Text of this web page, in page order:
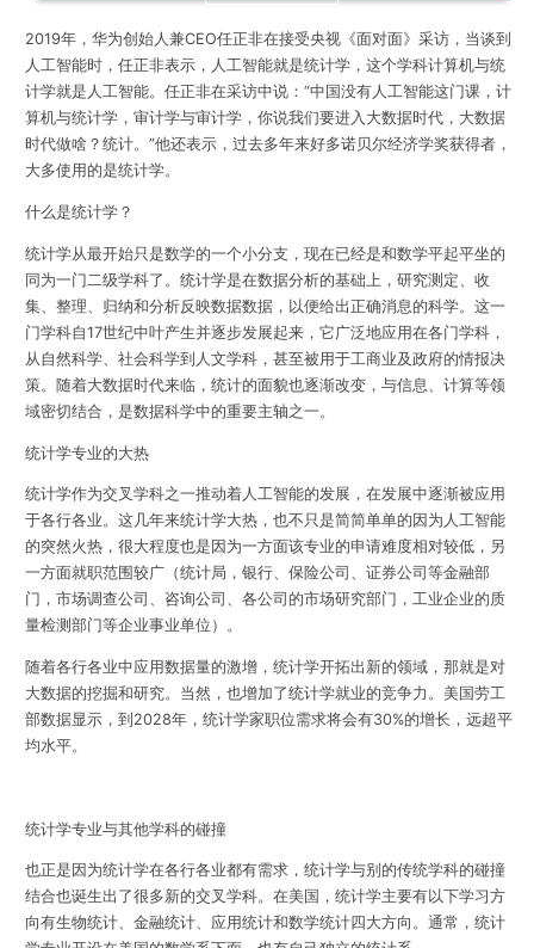
2019年，华为创始人兼CEO任正非在接受央视《面对面》采访，当谈到
人工智能时，任正非表示， 人工智能就是统计学，这个学科计算机与统
计学就是人工智能。任正非在采访中说：“中国没有人工智能这门课，计
算机与统计学，审计学与审计学，你说我们要进入大数据时代，大数据
时代做啥？统计。”他还表示，过去多年来好多诺贝尔经济学奖获得者，
大多使用的是统计学。
什么是统计学？
统计学从最开始只是数学的一个小分支，现在已经是和数学平起平坐的
同为一门二级学科了。 统计学是在数据分析的基础上，研究测定、收
集、整理、归纳和分析反映数据数据，以便给出正确消息的科学。这一
门学科自17世纪中叶产生并逐步发展起来，它广泛地应用在各门学科，
从自然科学、社会科学到人文学科，甚至被用于工商业及政府的情报决
策。随着大数据时代来临，统计的面貌也逐渐改变，与信息、计算等领
域密切结合，是数据科学中的重要主轴之一。
统计学专业的大热
统计学作为交叉学科之一推动着人工智能的发展，在发展中逐渐被应用
于各行各业。这几年来统计学大热，也不只是简简单单的因为人工智能
的突然火热，很大程度也是因为一方面该专业的申请难度相对较低，另
一方面就职范围较广（统计局，银行、保险公司、证券公司等金融部
门，市场调查公司、咨询公司、各公司的市场研究部门，工业企业的质
量检测部门等企业事业单位）。
随着各行各业中应用数据量的激增，统计学开拓出新的领域，那就是对
大数据的挖掘和研究。当然，也增加了统计学就业的竞争力。美国劳工
部数据显示，到2028年，统计学家职位需求将会有30%的增长，远超平
均水平。
统计学专业与其他学科的碰撞
也正是因为统计学在各行各业都有需求，统计学与别的传统学科的碰撞
结合也诞生出了很多新的交叉学科。在美国，统计学主要有以下学习方
向有生物统计、金融统计、应用统计和数学统计四大方向 。通常，统计